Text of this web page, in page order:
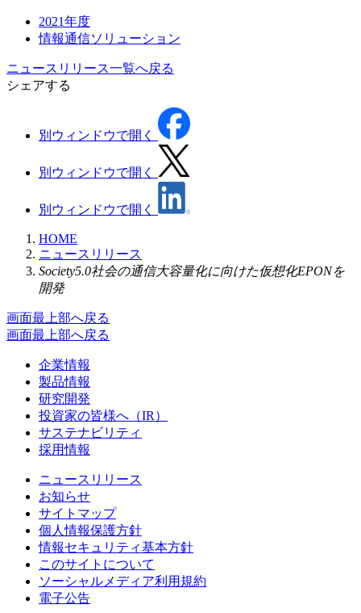
2021年度
情報通信ソリューション
ニュースリリース一覧へ戻る
シェアする
別ウィンドウで開く
別ウィンドウで開く
別ウィンドウで開く
HOME
ニュースリリース
Society5.0社会の通信大容量化に向けた仮想化EPONを
開発
画面最上部へ戻る
画面最上部へ戻る
企業情報
製品情報
研究開発
投資家の皆様へ（IR）
サステナビリティ
採用情報
ニュースリリース
お知らせ
サイトマップ
個人情報保護方針
情報セキュリティ基本方針
このサイトについて
ソーシャルメディア利用規約
電子公告